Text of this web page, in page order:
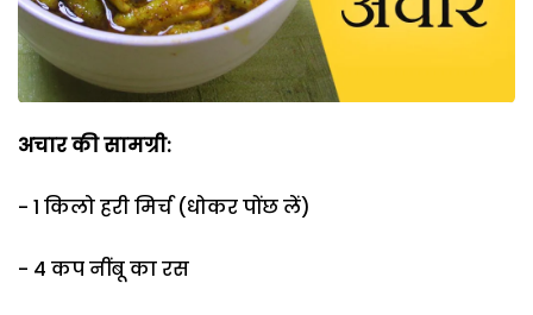
अचार की सामग्री:
- 1 किलो हरी मिर्च (धोकर पोंछ लें)
- 4 कप नींबू का रस